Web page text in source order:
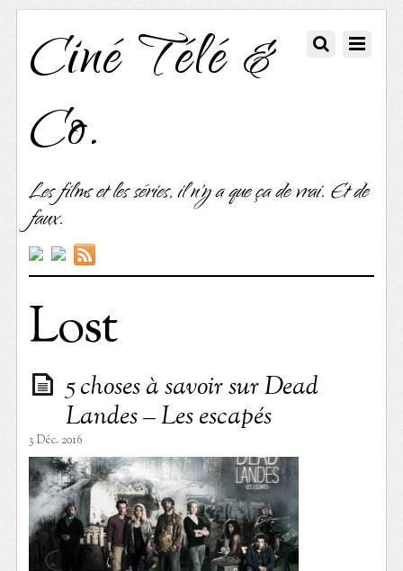
Ciné Télé &
Co.
Les films et les séries, il n'y a que ça de vrai. Et de
faux.
Lost
5 choses à savoir sur Dead
Landes – Les escapés
3 Déc. 2016